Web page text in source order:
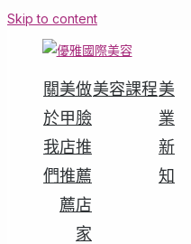
Skip to content
關
於
我
們
美
甲
店
推
薦
做
臉
推
薦
店
家
美容課程美
業
新
知